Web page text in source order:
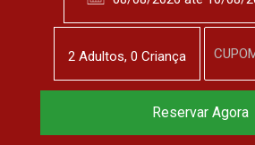
2 Adultos, 0 Criança
Reserve agora, com
Reservar Agora